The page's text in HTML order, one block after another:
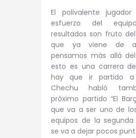
El polivalente jugador
esfuerzo del
resultados son fruto
que ya viene de
pensamos más allá
esto es una carrera
hay que ir partido a
Chechu habló
próximo partido “El
que va a ser uno de
equipos de la
se va a dejar pocos